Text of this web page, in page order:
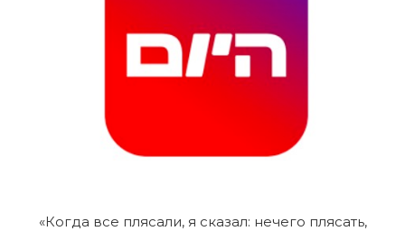
«Когда все плясали, я сказал: нечего плясать,